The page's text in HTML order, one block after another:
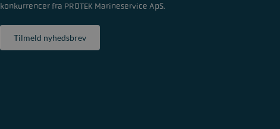
konkurrencer fra PROTEK Marineservice ApS.
Tilmeld nyhedsbrev